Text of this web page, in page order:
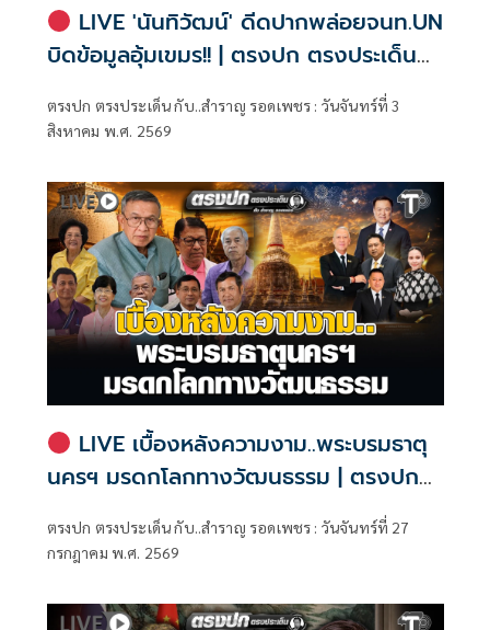
LIVE 'นันทิวัฒน์' ดีดปากพล่อยจนท.UN
บิดข้อมูลอุ้มเขมร!! | ตรงปก ตรงประเด็น
กับ..สำราญ รอดเพชร
ตรงปก ตรงประเด็น กับ..สำราญ รอดเพชร : วันจันทร์ที่ 3
สิงหาคม พ.ศ. 2569
LIVE เบื้องหลังความงาม..พระบรมธาตุ
นครฯ มรดกโลกทางวัฒนธรรม | ตรงปก
ตรงประเด็น กับ..สำราญ รอดเพชร
ตรงปก ตรงประเด็น กับ..สำราญ รอดเพชร : วันจันทร์ที่ 27
กรกฎาคม พ.ศ. 2569